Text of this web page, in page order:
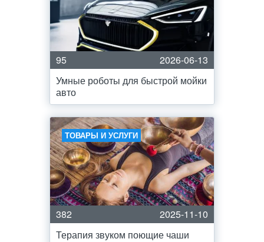
95
2026-06-13
Умные роботы для быстрой мойки
авто
ТОВАРЫ И УСЛУГИ
382
2025-11-10
Терапия звуком поющие чаши